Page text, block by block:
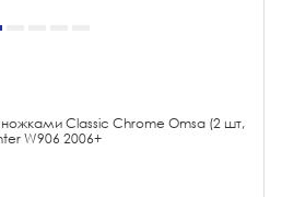
Classic Chrome Omsa (2 шт,
W906 2006+